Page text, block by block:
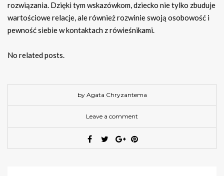
rozwiązania. Dzięki tym wskazówkom, dziecko nie tylko zbuduje
wartościowe relacje, ale również rozwinie swoją osobowość i
pewność siebie w kontaktach z rówieśnikami.
No related posts.
by Agata Chryzantema
Leave a comment